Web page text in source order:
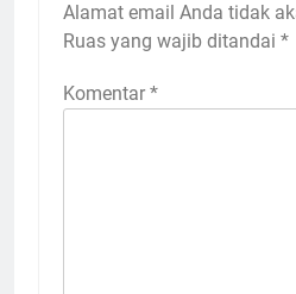
Alamat email Anda tidak
Ruas yang wajib ditandai *
Komentar *